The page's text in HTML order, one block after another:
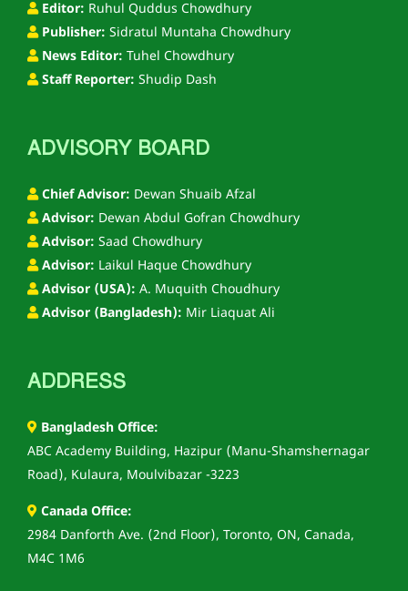
Editor: Ruhul Quddus Chowdhury
Publisher: Sidratul Muntaha Chowdhury
News Editor: Tuhel Chowdhury
Staff Reporter: Shudip Dash
ADVISORY BOARD
Chief Advisor: Dewan Shuaib Afzal
Advisor: Dewan Abdul Gofran Chowdhury
Advisor: Saad Chowdhury
Advisor: Laikul Haque Chowdhury
Advisor (USA): A. Muquith Choudhury
Advisor (Bangladesh): Mir Liaquat Ali
ADDRESS
Bangladesh Office:
ABC Academy Building, Hazipur (Manu-Shamshernagar
Road), Kulaura, Moulvibazar -3223
Canada Office:
2984 Danforth Ave. (2nd Floor), Toronto, ON, Canada,
M4C 1M6